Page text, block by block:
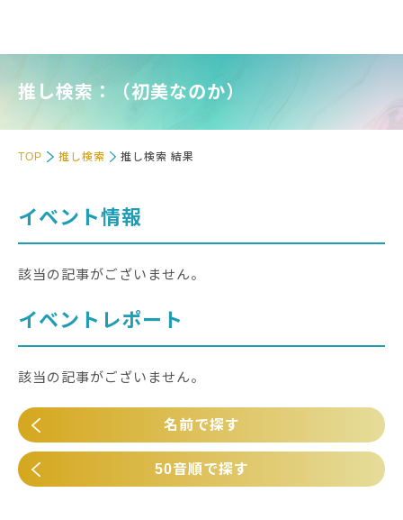
推し検索：（初美なのか）
TOP 推し検索 推し検索 結果
イベント情報
該当の記事がございません。
イベントレポート
該当の記事がございません。
名前で探す
50音順で探す